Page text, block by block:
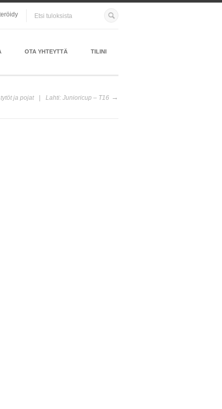
OTA YHTEYTTÄ TILINI
ja pojat Lahti: Junioricup – T16